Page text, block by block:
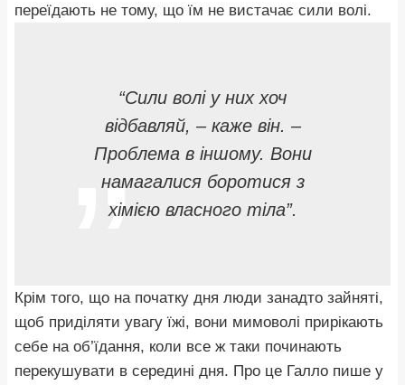
переїдають не тому, що їм не вистачає сили волі.
“Сили волі у них хоч
відбавляй, – каже він. –
Проблема в іншому. Вони
намагалися боротися з
хімією власного тіла”.
Крім того, що на початку дня люди занадто зайняті,
щоб приділяти увагу їжі, вони мимоволі прирікають
себе на об’їдання, коли все ж таки починають
перекушувати в середині дня. Про це Галло пише у